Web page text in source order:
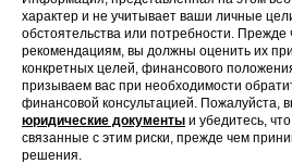
характер и не учитывает ваши личные
обстоятельства или потребности. Прежде
рекомендациям, вы должны оценить их
конкретных целей, финансового
призываем вас при необходимости
финансовой консультацией. Пожалуйста,
юридические документы и убедитесь,
связанные с этим риски, прежде чем
решения.